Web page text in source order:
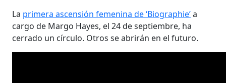
La primera ascensión femenina de ‘Biographie’a
cargo de Margo Hayes, el 24 de septiembre, ha
cerrado un círculo. Otros se abrirán en el futuro.